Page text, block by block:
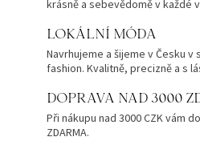
krásně a sebevědomě v každé
LOKÁLNÍ MÓDA
Navrhujeme a šijeme v Česku
fashion. Kvalitně, precizně a s
DOPRAVA NAD 3000
Při nákupu nad 3000 CZK vám
ZDARMA.